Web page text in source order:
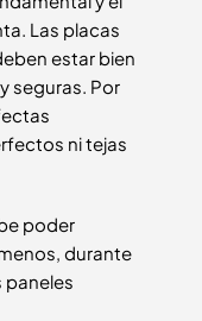
Las placas
estar bien
seguras. Por
ni tejas
poder
durante
paneles